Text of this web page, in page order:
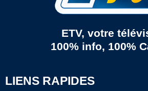
ETV, votre
100% info, 100%
LIENS RAPIDES